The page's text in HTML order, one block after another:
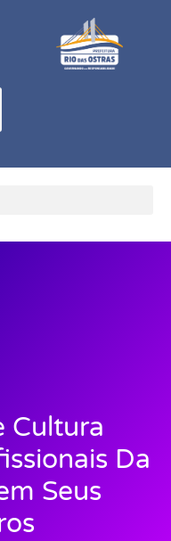
Cultura
Da
Seus